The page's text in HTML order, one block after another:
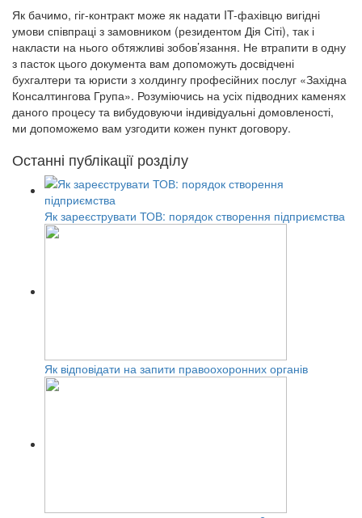
Як бачимо, гіг-контракт може як надати IT-фахівцю вигідні
умови співпраці з замовником (резидентом Дія Сіті), так і
накласти на нього обтяжливі зобов’язання. Не втрапити в одну
з пасток цього документа вам допоможуть досвідчені
бухгалтери та юристи з холдингу професійних послуг «Західна
Консалтингова Група». Розуміючись на усіх підводних каменях
даного процесу та вибудовуючи індивідуальні домовленості,
ми допоможемо вам узгодити кожен пункт договору.
Останні публікації розділу
Як зареєструвати ТОВ: порядок створення підприємства
Як відповідати на запити правоохоронних органів